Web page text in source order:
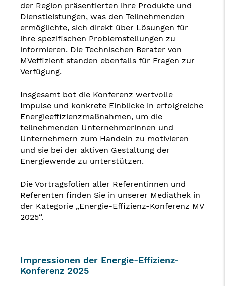
der Region präsentierten ihre Produkte und
Dienstleistungen, was den Teilnehmenden
ermöglichte, sich direkt über Lösungen für
ihre spezifischen Problemstellungen zu
informieren. Die Technischen Berater von
MVeffizient standen ebenfalls für Fragen zur
Verfügung.
Insgesamt bot die Konferenz wertvolle
Impulse und konkrete Einblicke in erfolgreiche
Energieeffizienzmaßnahmen, um die
teilnehmenden Unternehmerinnen und
Unternehmern zum Handeln zu motivieren
und sie bei der aktiven Gestaltung der
Energiewende zu unterstützen.
Die Vortragsfolien aller Referentinnen und
Referenten finden Sie in unserer Mediathek in
der Kategorie „Energie-Effizienz-Konferenz MV
2025“.
Impressionen der Energie-Effizienz-
Konferenz 2025